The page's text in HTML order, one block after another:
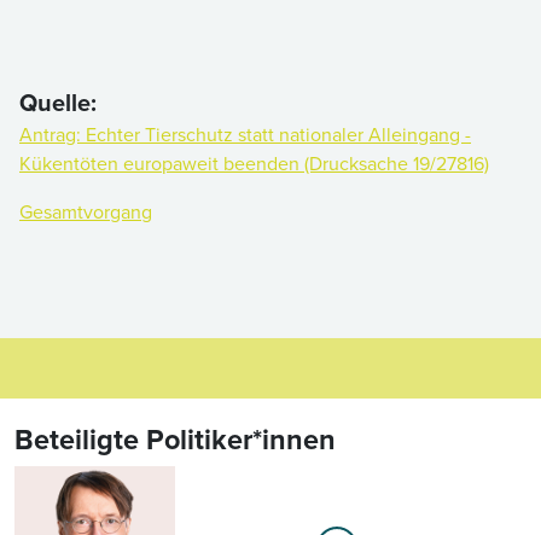
Quelle:
Antrag: Echter Tierschutz statt nationaler Alleingang -
Kükentöten europaweit beenden (Drucksache 19/27816)
Gesamtvorgang
Beteiligte Politiker*innen